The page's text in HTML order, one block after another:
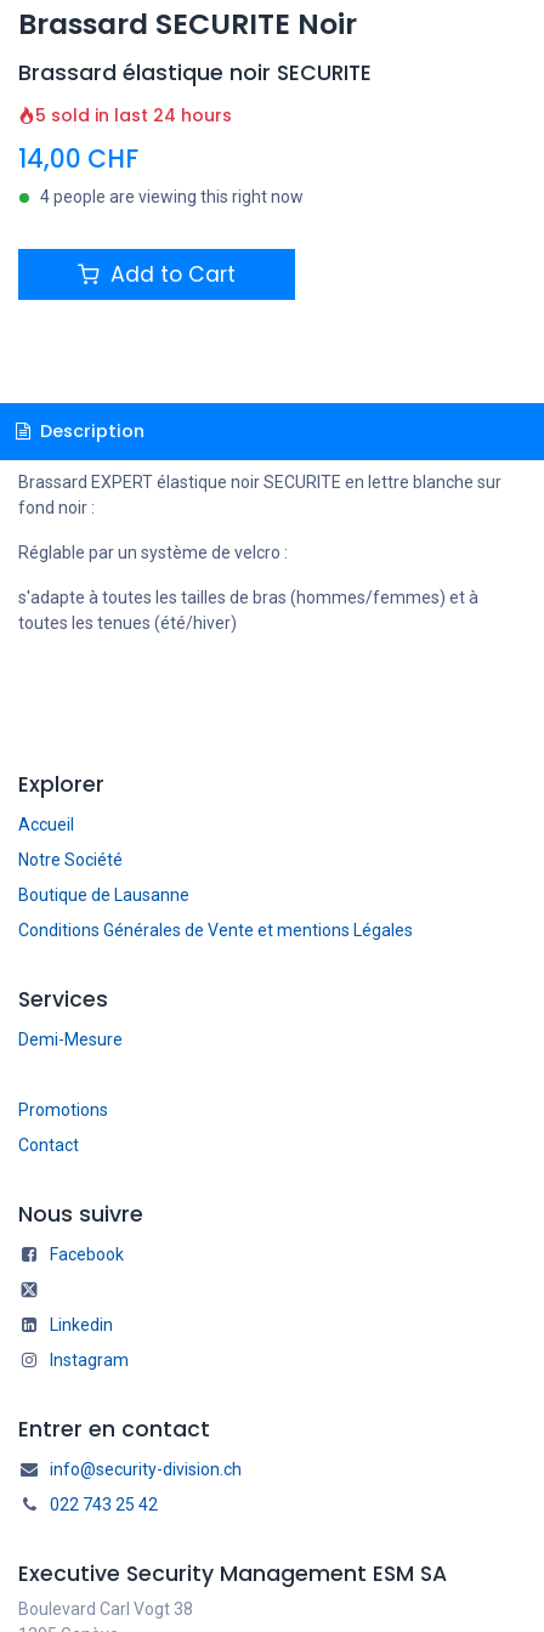
Brassard SECURITE Noir
Brassard élastique noir SECURITE
5 sold in last 24 hours
14,00 CHF
4 people are viewing this right now
Add to Cart
Description
Brassard EXPERT élastique noir SECURITE en lettre blanche sur
fond noir :
Réglable par un système de velcro :
s'adapte à toutes les tailles de bras (hommes/femmes) et à
toutes les tenues (été/hiver)
Explorer
Accueil
Notre Société
Boutique de Lausanne
Conditions Générales de Vente et mentions Légales
Services
Demi-Mesure
Promotions
Contact
Nous suivre
Facebook
Linkedin
Instagram
Entrer en contact
info@security-division.ch
022 743 25 42
Executive Security Management ESM SA
Boulevard Carl Vogt 38